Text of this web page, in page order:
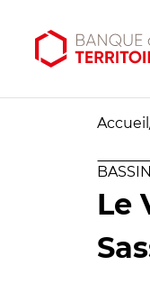
Accueil
Le